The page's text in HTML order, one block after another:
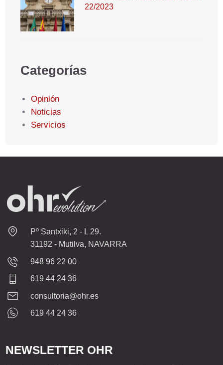
22/2023
Categorías
Opinión
Noticias
Servicios
Pº Santxiki, 2 - L 29.
31192 - Mutilva, NAVARRA
948 96 22 00
619 44 24 36
consultoria@ohr.es
619 44 24 36
NEWSLETTER OHR